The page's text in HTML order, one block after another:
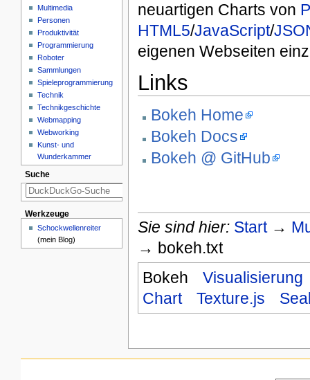
neuartigen Charts von
HTML5/JavaScript/
eigenen Webseiten
Links
Bokeh Home
Bokeh Docs
Bokeh @ GitHub
Sie sind hier: Start→
→ bokeh.txt
Bokeh
Visualisierung
Chart
Texture.js
Multimedia
Personen
Produktivität
Programmierung
Roboter
Sammlungen
Spieleprogrammierung
Technik
Technikgeschichte
Webmapping
Webworking
Kunst- und
Wunderkammer
Suche
Werkzeuge
Schockwellenreiter
(mein Blog)